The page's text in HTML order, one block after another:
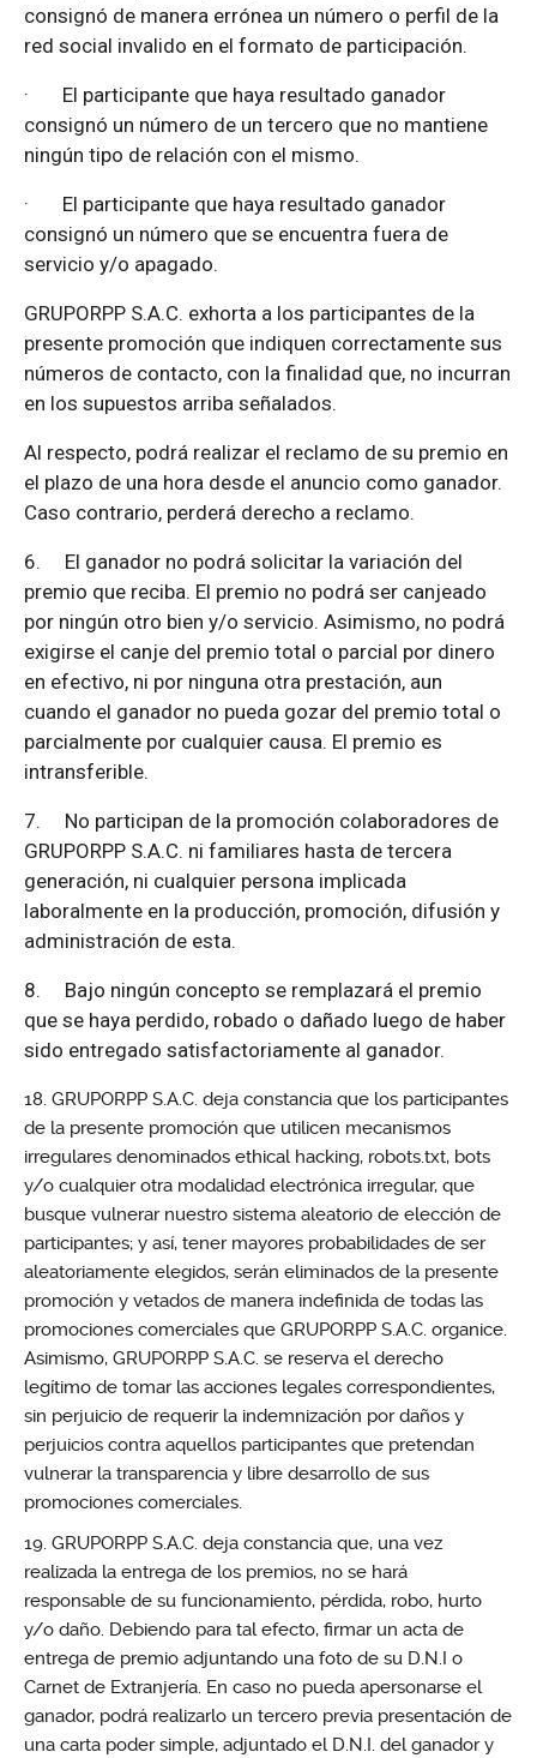
consignó de manera errónea un número o perfil de la
red social invalido en el formato de participación.
· El participante que haya resultado ganador
consignó un número de un tercero que no mantiene
ningún tipo de relación con el mismo.
· El participante que haya resultado ganador
consignó un número que se encuentra fuera de
servicio y/o apagado.
GRUPORPP S.A.C. exhorta a los participantes de la
presente promoción que indiquen correctamente sus
números de contacto, con la finalidad que, no incurran
en los supuestos arriba señalados.
Al respecto, podrá realizar el reclamo de su premio en
el plazo de una hora desde el anuncio como ganador.
Caso contrario, perderá derecho a reclamo.
6. El ganador no podrá solicitar la variación del
premio que reciba. El premio no podrá ser canjeado
por ningún otro bien y/o servicio. Asimismo, no podrá
exigirse el canje del premio total o parcial por dinero
en efectivo, ni por ninguna otra prestación, aun
cuando el ganador no pueda gozar del premio total o
parcialmente por cualquier causa. El premio es
intransferible.
7. No participan de la promoción colaboradores de
GRUPORPP S.A.C. ni familiares hasta de tercera
generación, ni cualquier persona implicada
laboralmente en la producción, promoción, difusión y
administración de esta.
8. Bajo ningún concepto se remplazará el premio
que se haya perdido, robado o dañado luego de haber
sido entregado satisfactoriamente al ganador.
GRUPORPP S.A.C. deja constancia que los participantes
de la presente promoción que utilicen mecanismos
irregulares denominados ethical hacking, robots.txt, bots
y/o cualquier otra modalidad electrónica irregular, que
busque vulnerar nuestro sistema aleatorio de elección de
participantes; y así, tener mayores probabilidades de ser
aleatoriamente elegidos, serán eliminados de la presente
promoción y vetados de manera indefinida de todas las
promociones comerciales que GRUPORPP S.A.C. organice.
Asimismo, GRUPORPP S.A.C. se reserva el derecho
legítimo de tomar las acciones legales correspondientes,
sin perjuicio de requerir la indemnización por daños y
perjuicios contra aquellos participantes que pretendan
vulnerar la transparencia y libre desarrollo de sus
promociones comerciales.
GRUPORPP S.A.C. deja constancia que, una vez
realizada la entrega de los premios, no se hará
responsable de su funcionamiento, pérdida, robo, hurto
y/o daño. Debiendo para tal efecto, firmar un acta de
entrega de premio adjuntando una foto de su D.N.I o
Carnet de Extranjería. En caso no pueda apersonarse el
ganador, podrá realizarlo un tercero previa presentación de
una carta poder simple, adjuntado el D.N.I. del ganador y